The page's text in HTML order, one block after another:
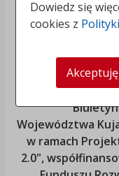
„Rozbudowa i
Województwa
w ramach
2.0",
Dowiedz się
cookies z